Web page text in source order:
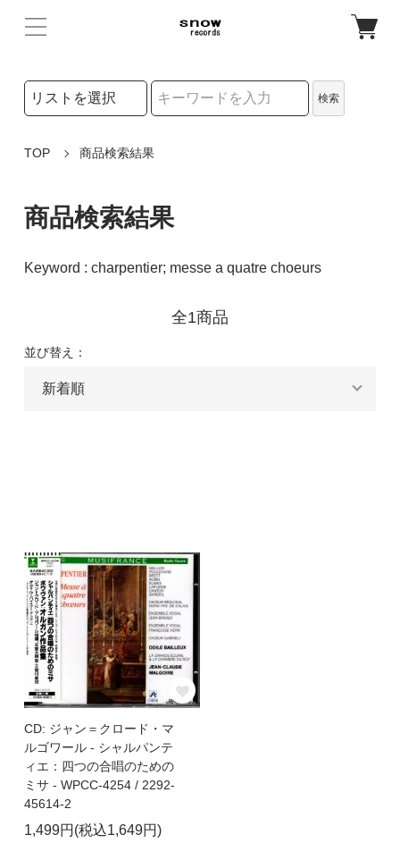
検索リストの選択
検索
TOP 商品検索結果
商品検索結果
Keyword : charpentier; messe a quatre choeurs
全1商品
並び替え：
CD: ジャン＝クロード・マ
ルゴワール - シャルパンテ
ィエ：四つの合唱のための
ミサ - WPCC-4254 / 2292-
45614-2
1,499円(税込1,649円)